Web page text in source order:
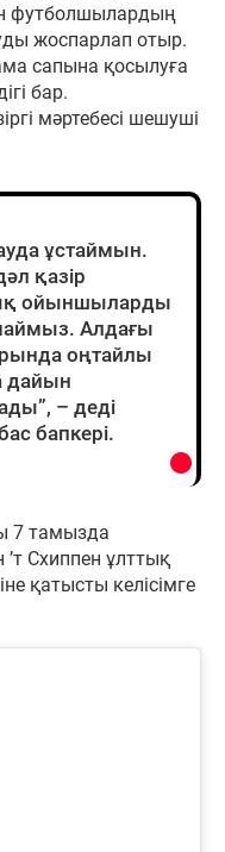
футболшылардың
жоспарлап отыр.
сапына қосылуға
бар.
мәртебесі шешуші
ұстаймын.
қазір
ойыншыларды
Алдағы
оңтайлы
дайын
– деді
бапкері.
7 тамызда
Схиппен ұлттық
қатысты келісімге